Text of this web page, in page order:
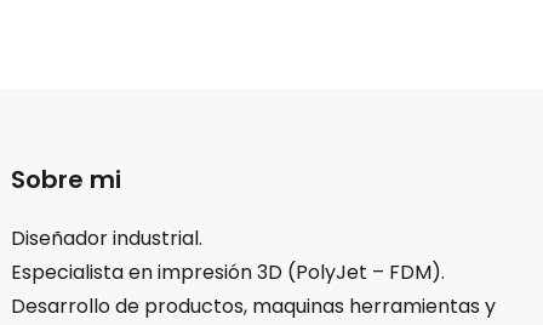
Sobre mi
Diseñador industrial.
Especialista en impresión 3D (PolyJet – FDM).
Desarrollo de productos, maquinas herramientas y